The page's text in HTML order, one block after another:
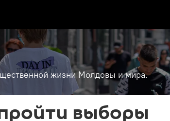
жизни Молдовы и мира.
выборы